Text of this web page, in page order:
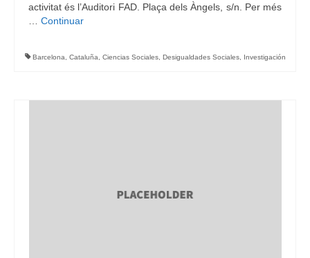
activitat és l’Auditori FAD. Plaça dels Àngels, s/n. Per més
Continuar
Barcelona Cataluña Ciencias Sociales Desigualdades Sociales Investigación